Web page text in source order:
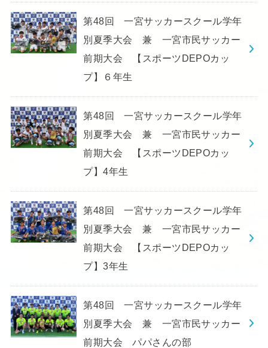
第48回 一宮サッカースクール学年
別夏季大会 兼 一宮市民サッカー
前期大会 【スポーツDEPOカッ
プ】６年生
第48回 一宮サッカースクール学年
別夏季大会 兼 一宮市民サッカー
前期大会 【スポーツDEPOカッ
プ】4年生
第48回 一宮サッカースクール学年
別夏季大会 兼 一宮市民サッカー
前期大会 【スポーツDEPOカッ
プ】3年生
第48回 一宮サッカースクール学年
別夏季大会 兼 一宮市民サッカー
前期大会 パパさんの部